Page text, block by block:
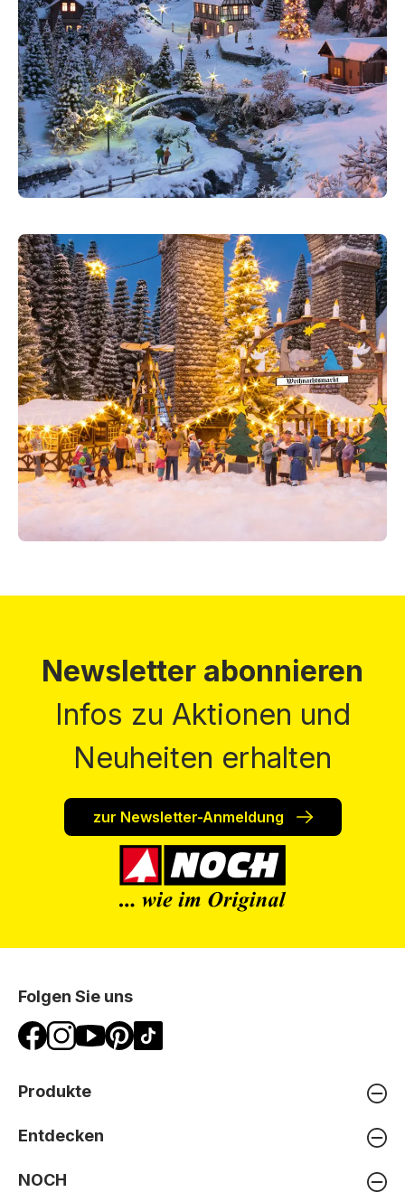
Newsletter abonnieren
Infos zu Aktionen und
Neuheiten erhalten
zur Newsletter-Anmeldung
Folgen Sie uns
Produkte
Entdecken
NOCH